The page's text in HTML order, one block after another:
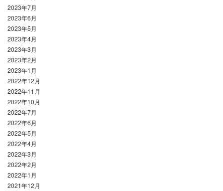
2023年7月
2023年6月
2023年5月
2023年4月
2023年3月
2023年2月
2023年1月
2022年12月
2022年11月
2022年10月
2022年7月
2022年6月
2022年5月
2022年4月
2022年3月
2022年2月
2022年1月
2021年12月